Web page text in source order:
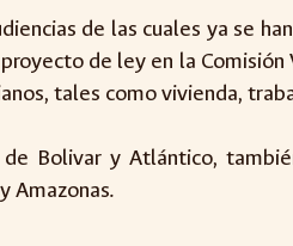
de las cuales ya se
de ley en la
tales como vivienda,
Bolivar y Atlántico,
Amazonas.